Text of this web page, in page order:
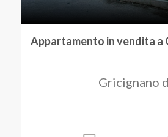
Gricignano